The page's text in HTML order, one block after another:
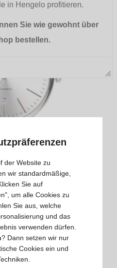
DESIGN
IQ18Q1074-2
€ 209,00
in Hengelo profitieren.
Sie wie gewohnt über
bestellen.
der Website zu
wir standardmäßige,
Sie auf
um alle Cookies zu
Sie aus, welche
und das
verwenden dürfen.
? Dann setzen wir nur
Cookies ein und